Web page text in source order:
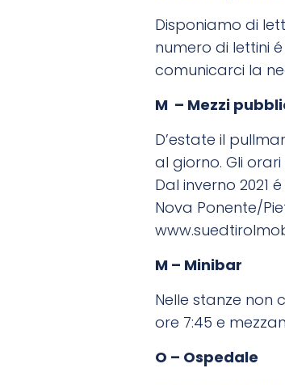
Disponiamo di
numero di lettini
comunicarci la
M – Mezzi
D’estate il
al giorno. Gli
Dal inverno 2021
Nova Ponente/
M – Minibar
Nelle stanze non
ore 7:45 e
O – Ospedale